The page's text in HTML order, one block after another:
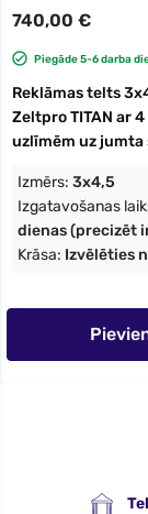
740,00 €
Piegāde 5-6 darba
Reklāmas telts
Zeltpro TITAN ar
uzlīmēm uz jumta
Izmērs: 3x4,5
Izgatavošanas
dienas (precizēt
Krāsa: Izvēlēties